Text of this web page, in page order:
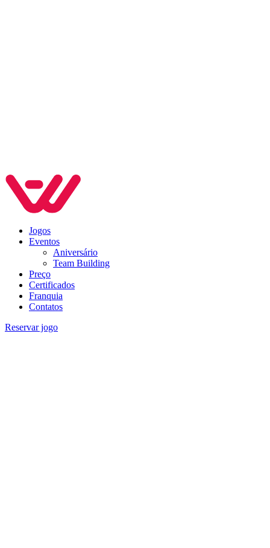
Jogos
Eventos
Aniversário
Team Building
Preço
Certificados
Franquia
Contatos
Reservar jogo